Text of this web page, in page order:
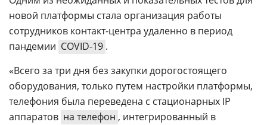
новой платформы стала организация работы
сотрудников контакт-центра удаленно в период
пандемии COVID-19 .
«Всего за три дня без закупки дорогостоящего
оборудования, только путем настройки платформы,
телефония была переведена с стационарных IP
аппаратов на телефон , интегрированный в